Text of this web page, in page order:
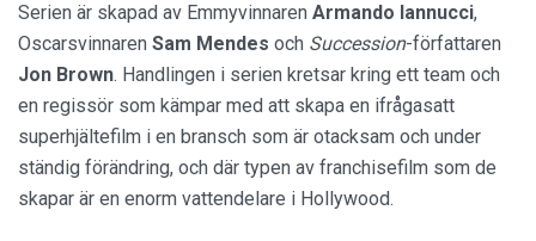
Serien är skapad av Emmyvinnaren Armando Iannucci,
Oscarsvinnaren Sam Mendes och Succession-författaren
Jon Brown. Handlingen i serien kretsar kring ett team och
en regissör som kämpar med att skapa en ifrågasatt
superhjältefilm i en bransch som är otacksam och under
ständig förändring, och där typen av franchisefilm som de
skapar är en enorm vattendelare i Hollywood.